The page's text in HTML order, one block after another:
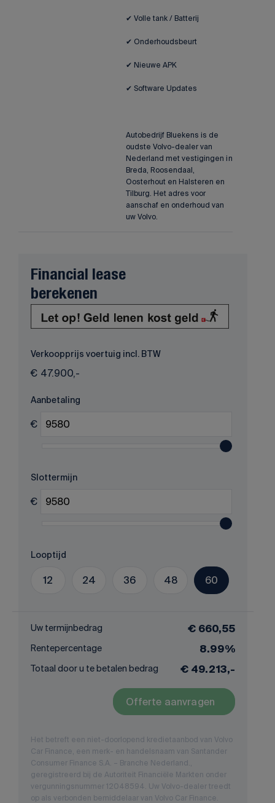
✔ Volle tank / Batterij
✔ Onderhoudsbeurt
✔ Nieuwe APK
✔ Software Updates
Autobedrijf Bluekens is de
oudste Volvo-dealer van
Nederland met vestigingen in
Breda, Roosendaal,
Oosterhout en Halsteren en
Tilburg. Het adres voor
aanschaf en onderhoud van
uw Volvo.
Financial lease
berekenen
Verkoopprijs voertuig incl. BTW
€ 47.900,-
Aanbetaling
€
Slottermijn
€
Looptijd
12 24 36 48 60
Uw termijnbedrag € 660,55
Rentepercentage 8.99%
Totaal door u te betalen bedrag € 49.213,-
Offerte aanvragen
Het betreft een niet-doorlopend kredietaanbod van Volvo
Car Finance, een merk- en handelsnaam van Santander
Consumer Finance S.A. – Branche Nederland.,
geregistreerd bij de Autoriteit Financiële Markten onder
vergunningsnummer 12048594. Uw Volvo-dealer treedt
op als verbonden bemiddelaar van Volvo Car Finance.